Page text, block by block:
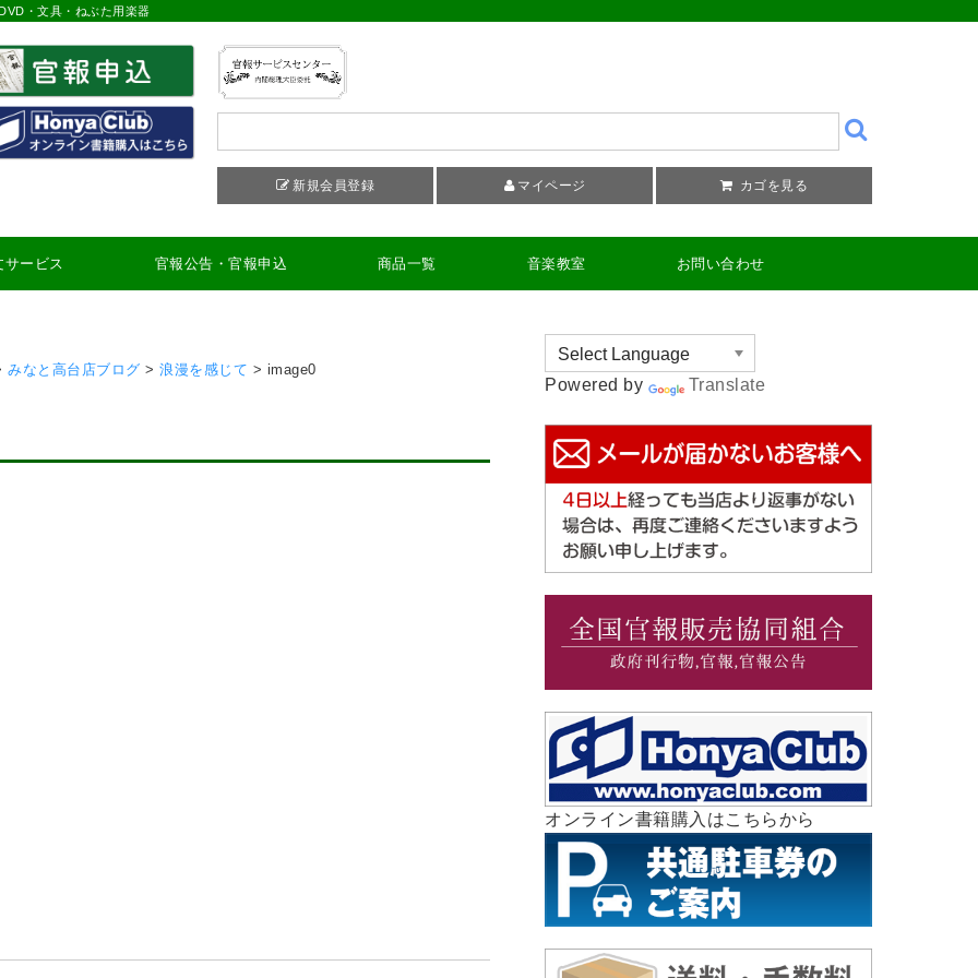
・文具・ねぶた用楽器
新規会員登録 マイページ カゴを見る
サービス 官報公告・官報申込 商品一覧 音楽教室 お問い合わせ
みなと高台店ブログ > 浪漫を感じて > image0
Powered by Translate
オンライン書籍購入はこちらから